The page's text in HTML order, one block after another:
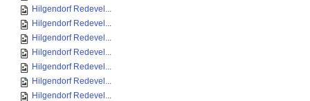
Hilgendorf Redevel...
Hilgendorf Redevel...
Hilgendorf Redevel...
Hilgendorf Redevel...
Hilgendorf Redevel...
Hilgendorf Redevel...
Hilgendorf Redevel...